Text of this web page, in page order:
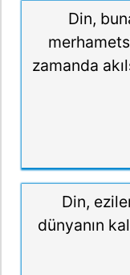
Din,
zamanda
Din,
dünyanın